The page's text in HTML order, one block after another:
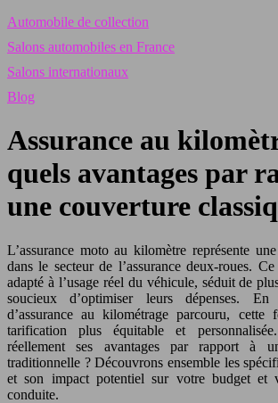
Automobile de collection
Salons automobiles en France
Salons internationaux
Blog
Assurance au
quels avantages par
une couverture
L’assurance moto au kilomètre représente
dans le secteur de l’assurance deux-roues.
adapté à l’usage réel du véhicule, séduit de
soucieux d’optimiser leurs dépenses.
d’assurance au kilométrage parcouru, cette
tarification plus équitable et
réellement ses avantages par rapport à
traditionnelle ? Découvrons ensemble les
et son impact potentiel sur votre budget et
conduite.